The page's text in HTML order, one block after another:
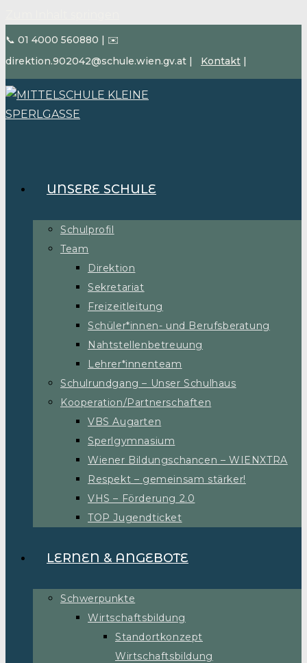
📞 01 4000 560880 | ✉️
direktion.902042@schule.wien.gv.at | Kontakt |
UNSERE SCHULE
Schulprofil
Team
Direktion
Sekretariat
Freizeitleitung
Schüler*innen- und Berufsberatung
Nahtstellenbetreuung
Lehrer*innenteam
Schulrundgang – Unser Schulhaus
Kooperation/Partnerschaften
VBS Augarten
Sperlgymnasium
Wiener Bildungschancen – WIENXTRA
Respekt – gemeinsam stärker!
VHS – Förderung 2.0
TOP Jugendticket
LERNEN & ANGEBOTE
Schwerpunkte
Wirtschaftsbildung
Standortkonzept
Wirtschaftsbildung